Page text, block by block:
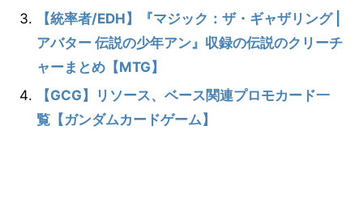
【統率者/EDH】『マジック：ザ・ギャザリング |
アバター 伝説の少年アン』収録の伝説のクリーチ
ャーまとめ【MTG】
【GCG】リソース、ベース関連プロモカード一
覧【ガンダムカードゲーム】